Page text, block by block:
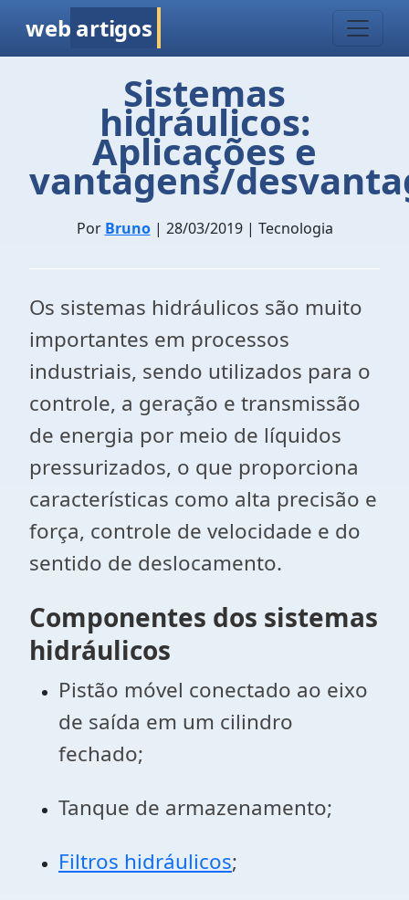
web artigos
Sistemas
hidráulicos:
Aplicações e
vantagens/
Por Bruno| 28/03/2019 | Tecnologia
Os sistemas hidráulicos são muito
importantes em processos
industriais, sendo utilizados para o
controle, a geração e transmissão
de energia por meio de líquidos
pressurizados, o que proporciona
características como alta precisão e
força, controle de velocidade e do
sentido de deslocamento.
Componentes dos sistemas
hidráulicos
Pistão móvel conectado ao eixo
de saída em um cilindro
fechado;
Tanque de armazenamento;
Filtros hidráulicos;